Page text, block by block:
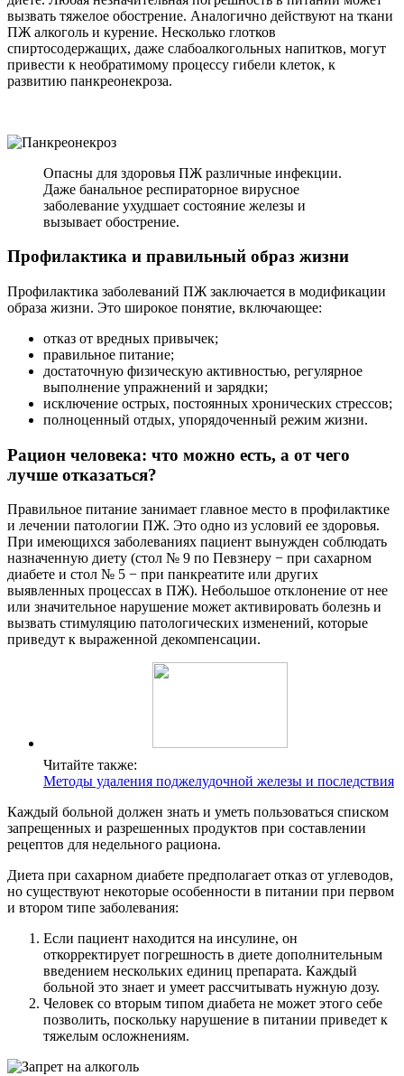
вызвать тяжелое обострение. Аналогично действуют на ткани
ПЖ алкоголь и курение. Несколько глотков
спиртосодержащих, даже слабоалкогольных напитков, могут
привести к необратимому процессу гибели клеток, к
развитию панкреонекроза.
Опасны для здоровья ПЖ различные инфекции.
Даже банальное респираторное вирусное
заболевание ухудшает состояние железы и
вызывает обострение.
Профилактика и правильный образ жизни
Профилактика заболеваний ПЖ заключается в модификации
образа жизни. Это широкое понятие, включающее:
отказ от вредных привычек;
правильное питание;
достаточную физическую активностью, регулярное
выполнение упражнений и зарядки;
исключение острых, постоянных хронических стрессов;
полноценный отдых, упорядоченный режим жизни.
Рацион человека: что можно есть, а от чего
лучше отказаться?
Правильное питание занимает главное место в профилактике
и лечении патологии ПЖ. Это одно из условий ее здоровья.
При имеющихся заболеваниях пациент вынужден соблюдать
назначенную диету (стол № 9 по Певзнеру − при сахарном
диабете и стол № 5 − при панкреатите или других
выявленных процессах в ПЖ). Небольшое отклонение от нее
или значительное нарушение может активировать болезнь и
вызвать стимуляцию патологических изменений, которые
приведут к выраженной декомпенсации.
Читайте также:
Методы удаления поджелудочной железы и последствия
Каждый больной должен знать и уметь пользоваться списком
запрещенных и разрешенных продуктов при составлении
рецептов для недельного рациона.
Диета при сахарном диабете предполагает отказ от углеводов,
но существуют некоторые особенности в питании при первом
и втором типе заболевания:
Если пациент находится на инсулине, он
откорректирует погрешность в диете дополнительным
введением нескольких единиц препарата. Каждый
больной это знает и умеет рассчитывать нужную дозу.
Человек со вторым типом диабета не может этого себе
позволить, поскольку нарушение в питании приведет к
тяжелым осложнениям.